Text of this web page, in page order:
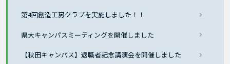
第4回創造工房クラブを実施しました！！
県大キャンパスミーティングを開催しました
【秋田キャンパス】退職者記念講演会を開催しました